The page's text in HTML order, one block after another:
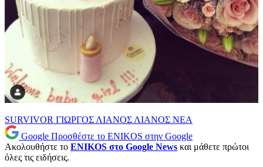
SURVIVOR ΓΙΩΡΓΟΣ ΛΙΑΝΟΣ ΛΙΑΝΟΣ ΝΕΑ
Google Προσθέστε το ENIKOS στην Google
Ακολουθήστε το ENIKOS στο Google News και μάθετε πρώτοι
όλες τις ειδήσεις.